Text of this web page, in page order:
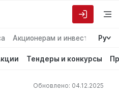
Акционерам и инвесторам
Ру
Тендеры и конкурсы
Обновлено: 04.12.2025